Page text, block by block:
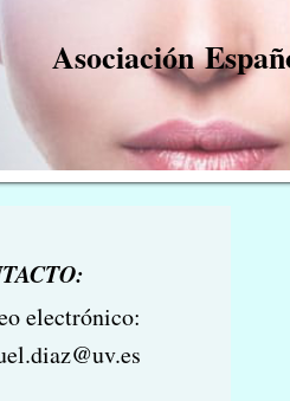
Asociación
electrónico: